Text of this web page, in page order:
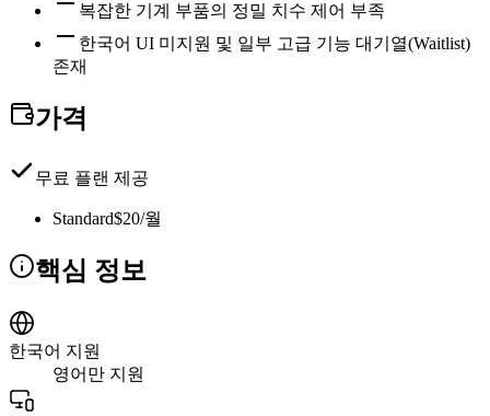
복잡한 기계 부품의 정밀 치수 제어 부족
한국어 UI 미지원 및 일부 고급 기능 대기열(Waitlist)
존재
가격
무료 플랜 제공
Standard$20/월
핵심 정보
한국어 지원
영어만 지원